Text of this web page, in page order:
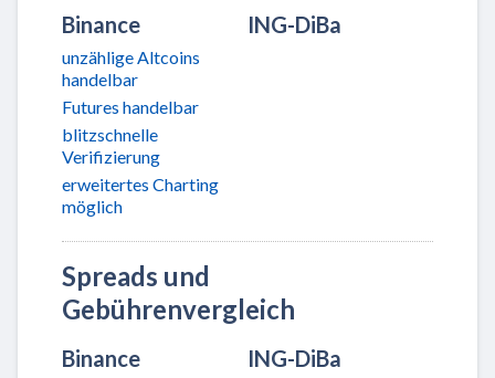
Binance ING-DiBa
unzählige Altcoins
handelbar
Futures handelbar
blitzschnelle
Verifizierung
erweitertes Charting
möglich
Spreads und
Gebührenvergleich
Binance
ING-DiBa